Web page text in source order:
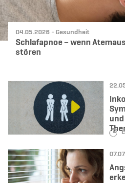
Datum:
04.05.2026 - Kategorie:
Gesundheit
Schlafapnoe – wenn
stören